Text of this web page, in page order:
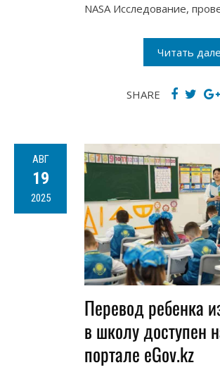
NASA Исследование,
Читать
SHARE
АВГ
19
2025
Перевод ребенка
в школу доступен
портале eGov.kz